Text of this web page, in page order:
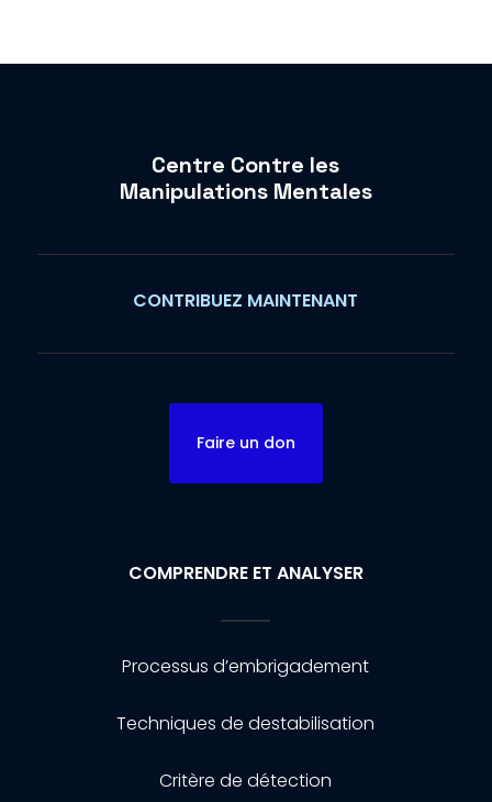
Centre Contre les
Manipulations Mentales
CONTRIBUEZ MAINTENANT
Faire un don
COMPRENDRE ET ANALYSER
Processus d’embrigadement
Techniques de destabilisation
Critère de détection